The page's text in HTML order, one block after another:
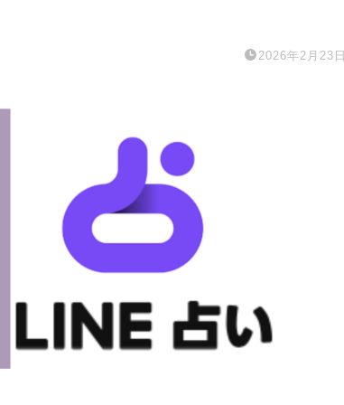
2026年2月23日